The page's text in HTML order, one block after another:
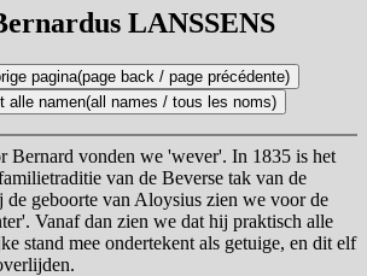
LANSSENS
Bernard vonden we 'wever'. In 1835 is het
van de Beverse tak van de
de geboorte van Aloysius zien we voor de
Vanaf dan zien we dat hij praktisch alle
stand mee ondertekent als getuige, en dit elf